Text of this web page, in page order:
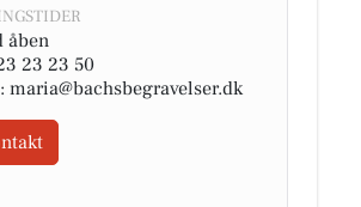
åben
23 23 50
maria@bachsbegravelser.dk